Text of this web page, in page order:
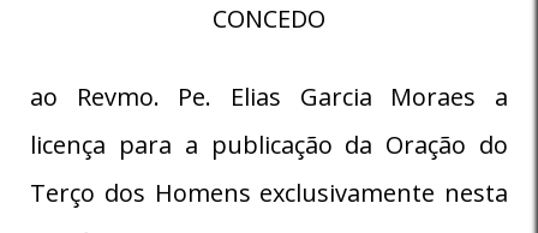
CONCEDO
ao Revmo. Pe. Elias Garcia Moraes a
licença para a publicação da Oração do
Terço dos Homens exclusivamente nesta